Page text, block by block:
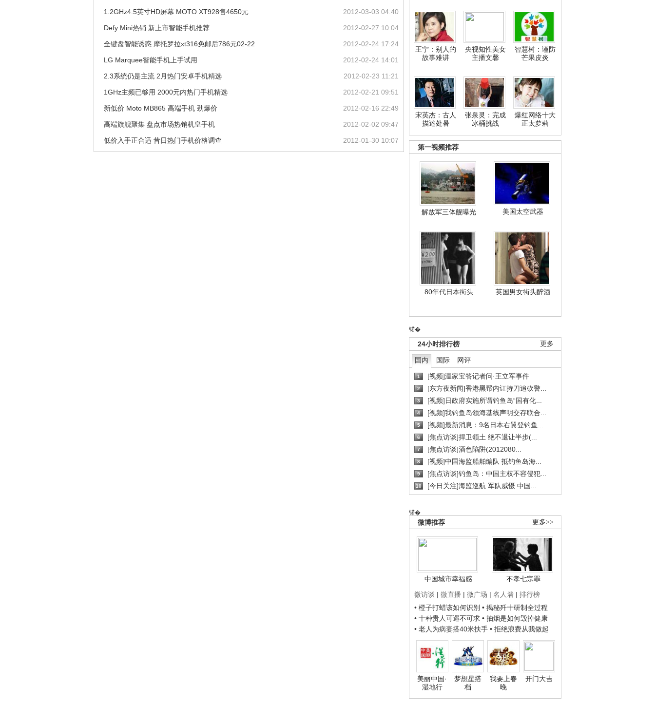
王宁：别人的
故事难讲
央视知性美女
主播文馨
智慧树：谨防
芒果皮炎
宋英杰：古人
描述处暑
张泉灵：完成
冰桶挑战
爆红网络十大
正太萝莉
第一视频推荐
解放军三体舰曝光 美国太空武器
80年代日本街头 英国男女街头醉酒
锘�
更多
24小时排行榜
国内 国际 网评
1 [视频]温家宝答记者问·王立军事件
2 [东方夜新闻]香港黑帮内讧持刀追砍警...
3 [视频]日政府实施所谓钓鱼岛“国有化...
4 [视频]我钓鱼岛领海基线声明交存联合...
5 [视频]最新消息：9名日本右翼登钓鱼...
6 [焦点访谈]捍卫领土 绝不退让半步(...
7 [焦点访谈]酒色陷阱(2012080...
8 [视频]中国海监船舶编队 抵钓鱼岛海...
9 [焦点访谈]钓鱼岛：中国主权不容侵犯...
10 [今日关注]海监巡航 军队威慑 中国...
锘�
更多>>
微博推荐
中国城市幸福感
不孝七宗罪
微访谈 | 微直播 | 微广场 | 名人墙 | 排行榜
• 橙子打蜡该如何识别 • 揭秘歼十研制全过程
• 十种贵人可遇不可求 • 抽烟是如何毁掉健康
• 老人为病妻搭40米扶手 • 拒绝浪费从我做起
美丽中国·
湿地行
梦想星搭
档
我要上春
晚
开门大吉
2012-03-03 04:40
1.2GHz4.5英寸HD屏幕 MOTO XT928售4650元
2012-02-27 10:04
Defy Mini热销 新上市智能手机推荐
2012-02-24 17:24
全键盘智能诱惑 摩托罗拉xt316免邮后786元02-22
2012-02-24 14:01
LG Marquee智能手机上手试用
2012-02-23 11:21
2.3系统仍是主流 2月热门安卓手机精选
2012-02-21 09:51
1GHz主频已够用 2000元内热门手机精选
2012-02-16 22:49
新低价 Moto MB865 高端手机 劲爆价
2012-02-02 09:47
高端旗舰聚集 盘点市场热销机皇手机
2012-01-30 10:07
低价入手正合适 昔日热门手机价格调查